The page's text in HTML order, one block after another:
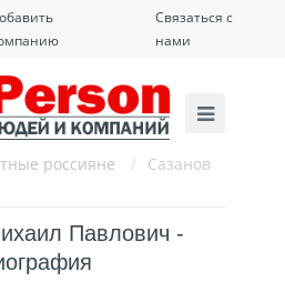
Связаться с
нами
россияне / Сазанов
Павлович -